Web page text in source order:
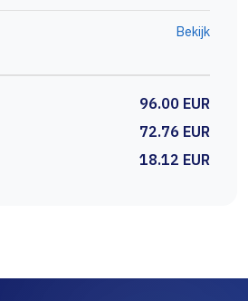
Bekijk
96.00 EUR
72.76 EUR
18.12 EUR